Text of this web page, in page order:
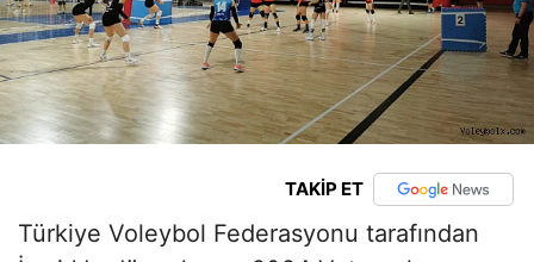
TAKİP ET
Türkiye Voleybol Federasyonu tarafından